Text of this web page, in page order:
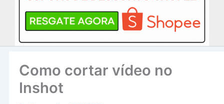
Como cortar vídeo no
Inshot